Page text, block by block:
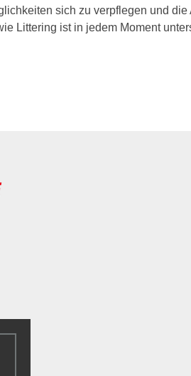
sich zu verpflegen und
Littering ist in jedem Moment